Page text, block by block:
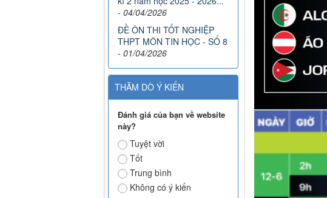
- 04/04/2026
ĐỀ ÔN THI TỐT NGHIỆP
THPT MÔN TIN HỌC - SỐ 8
- 01/04/2026
THĂM DÒ Ý KIẾN
Đánh giá của bạn về website
này?
Tuyệt vời
Tốt
Trung bình
Không có ý kiến